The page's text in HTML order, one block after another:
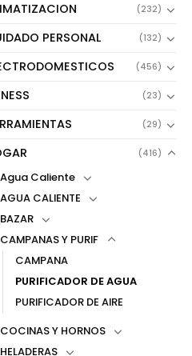
(232)
PERSONAL (132)
(456)
(23)
(29)
(416)
Agua Caliente
AGUA CALIENTE
BAZAR
CAMPANAS Y PURIF
CAMPANA
PURIFICADOR DE AGUA
PURIFICADOR DE AIRE
COCINAS Y HORNOS
HELADERAS